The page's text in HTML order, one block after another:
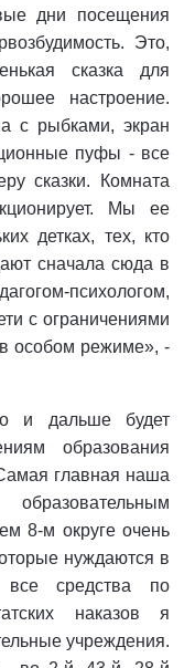
дни посещения
Это,
сказка для
настроение.
с рыбками, экран
пуфы - все
сказки. Комната
Мы ее
детках, тех, кто
сначала сюда в
психологом,
с ограничениями
особом режиме», -
и дальше будет
образования
главная наша
8-м округе очень
нуждаются в
все средства по
наказов я
учреждения.